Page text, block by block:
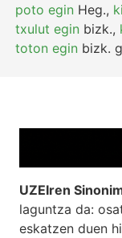
poto egin Heg.,
txulut egin bizk.,
toton egin bizk.
UZEIren
laguntza da:
eskatzen duen